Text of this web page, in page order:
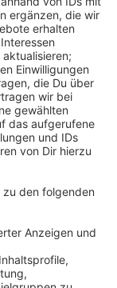
kann, sei
Einnahmen
die
von 43.000
Profitieren
Hitdorf
Zeiten
auf uns
Bei
um eine
der
heißt es.